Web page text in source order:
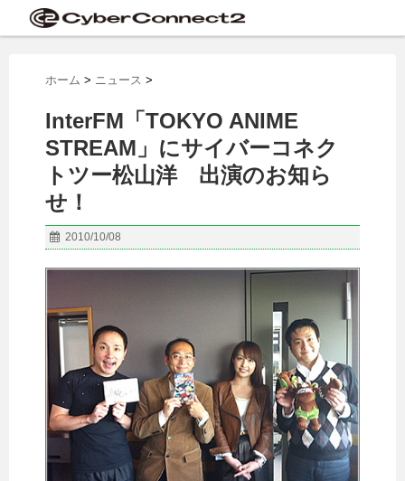
ホーム > ニュース >
InterFM「TOKYO ANIME
STREAM」にサイバーコネク
トツー松山洋 出演のお知ら
せ！
2010/10/08